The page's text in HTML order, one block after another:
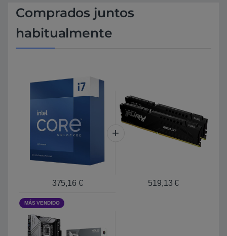
Comprados juntos
habitualmente
375,16 € 519,13€
MÁS VENDIDO